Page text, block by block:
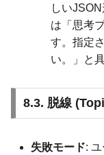
しい
は「思考
す。指定
い。」と
8.3. 脱線
失敗モード: